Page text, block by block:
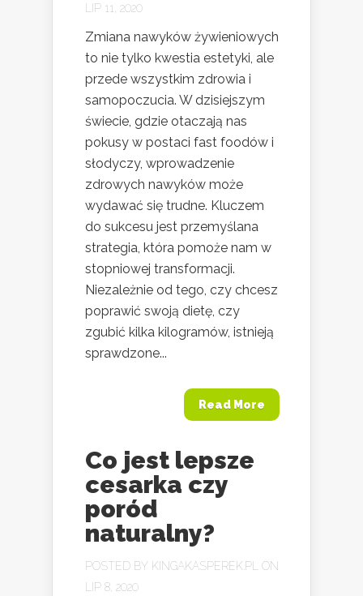
LIP 11, 2020
Zmiana nawyków żywieniowych
to nie tylko kwestia estetyki, ale
przede wszystkim zdrowia i
samopoczucia. W dzisiejszym
świecie, gdzie otaczają nas
pokusy w postaci fast foodów i
słodyczy, wprowadzenie
zdrowych nawyków może
wydawać się trudne. Kluczem
do sukcesu jest przemyślana
strategia, która pomoże nam w
stopniowej transformacji.
Niezależnie od tego, czy chcesz
poprawić swoją dietę, czy
zgubić kilka kilogramów, istnieją
sprawdzone...
Read More
Co jest lepsze
cesarka czy
poród
naturalny?
POSTED BY KINGAKASPEREK.PL
ON
LIP 8, 2020